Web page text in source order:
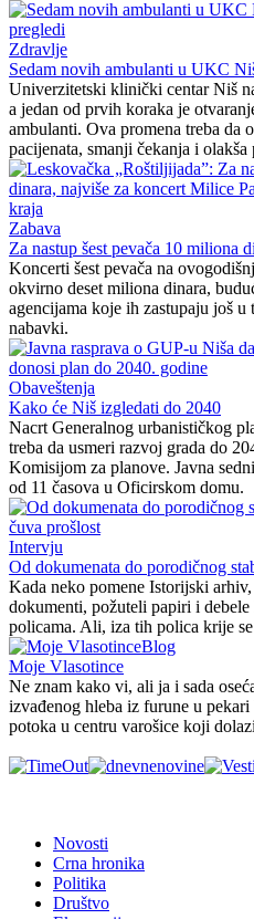
Zdravlje
Sedam novih ambulanti u UKC
Univerzitetski klinički centar Niš
a jedan od prvih koraka je
ambulanti. Ova promena treba da
pacijenata, smanji čekanja i
Zabava
Za nastup šest pevača 10 miliona
Koncerti šest pevača na
okvirno deset miliona dinara,
agencijama koje ih zastupaju još
nabavki.
Obaveštenja
Kako će Niš izgledati do 2040
Nacrt Generalnog urbanističkog
treba da usmeri razvoj grada do
Komisijom za planove. Javna
od 11 časova u Oficirskom domu.
Intervju
Od dokumenata do porodičnog
Kada neko pomene Istorijski
dokumenti, požuteli papiri i
policama. Ali, iza tih polica krije
Blog
Moje Vlasotince
Ne znam kako vi, ali ja i sada
izvađenog hleba iz furune u
potoka u centru varošice koji
Novosti
Crna hronika
Politika
Društvo